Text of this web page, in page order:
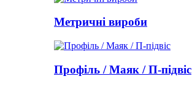
Метричні вироби
Профіль / Маяк / П-підвіс